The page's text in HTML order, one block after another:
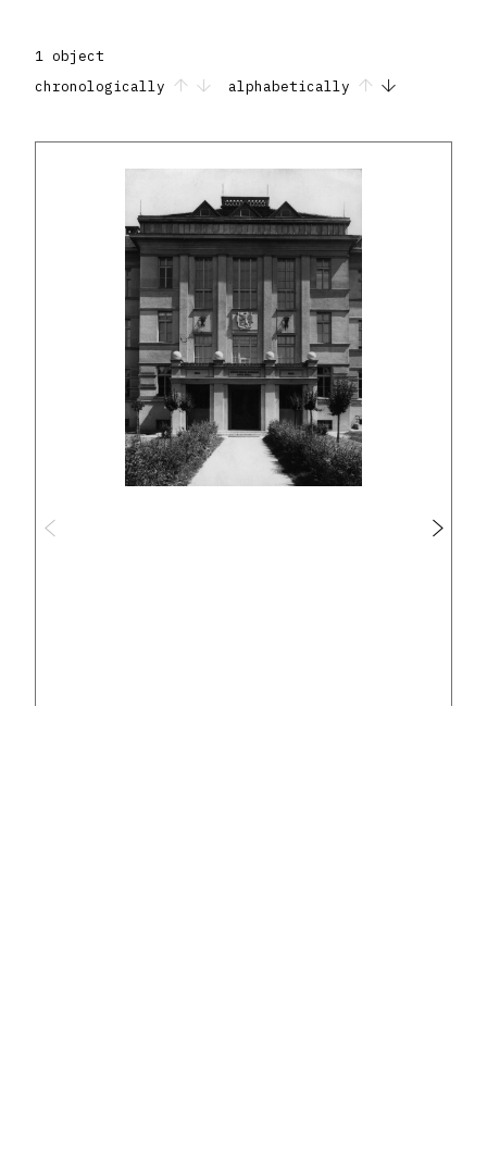
1 object
chronologically
alphabetically